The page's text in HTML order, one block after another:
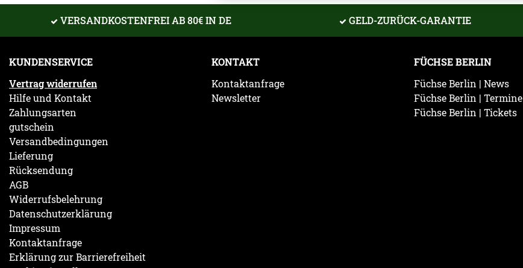
VERSANDKOSTENFREI AB 80€ IN DE GELD-ZURÜCK-GARANTIE
KUNDENSERVICE
Vertrag widerrufen
Hilfe und Kontakt
Zahlungsarten
gutschein
Versandbedingungen
Lieferung
Rücksendung
AGB
Widerrufsbelehrung
Datenschutzerklärung
Impressum
Kontaktanfrage
Erklärung zur Barrierefreiheit
KONTAKT
Kontaktanfrage
Newsletter
FÜCHSE BERLIN
Füchse Berlin | News
Füchse Berlin | Termine
Füchse Berlin | Tickets